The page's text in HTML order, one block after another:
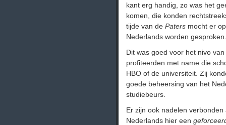
kant erg handig, zo was het
komen, die konden
tijde van de Paters mocht er
Nederlands worden
Dit was goed voor het nivo
profiteerden met name die
HBO of de universiteit. Zij
goede beheersing van het
studiebeurs.
Er zijn ook nadelen
Nederlands hier een